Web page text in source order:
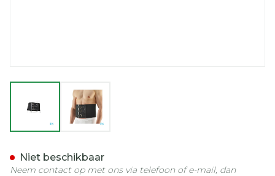
View larger imageView larger image
Niet beschikbaar
Neem contact op met ons via telefoon of e-mail, dan